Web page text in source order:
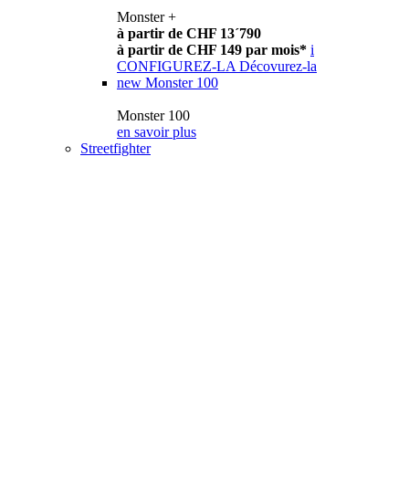
Monster +
à partir de CHF 13´790
à partir de CHF 149 par mois* i
CONFIGUREZ-LA Décovurez-la
new Monster 100
Monster 100
en savoir plus
Streetfighter